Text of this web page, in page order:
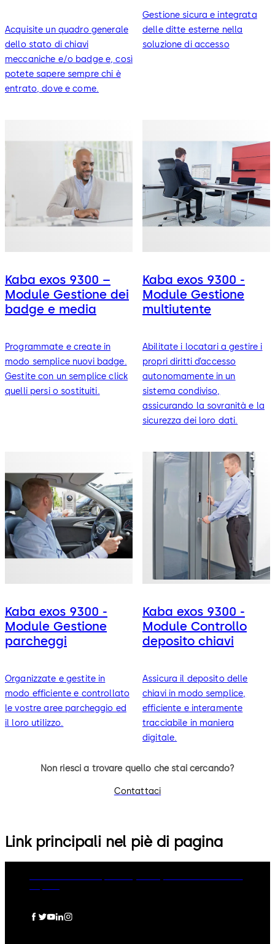
Acquisite un quadro generale
dello stato di chiavi
meccaniche e/o badge e, così
potete sapere sempre chi è
entrato, dove e come.
Gestione sicura e integrata
delle ditte esterne nella
soluzione di accesso
Kaba exos 9300 –
Module Gestione dei
badge e media
Programmate e create in
modo semplice nuovi badge.
Gestite con un semplice click
quelli persi o sostituiti.
Kaba exos 9300 -
Module Gestione
multiutente
Abilitate i locatari a gestire i
propri diritti d’accesso
autonomamente in un
sistema condiviso,
assicurando la sovranità e la
sicurezza dei loro dati.
Kaba exos 9300 -
Module Gestione
parcheggi
Organizzate e gestite in
modo efficiente e controllato
le vostre aree parcheggio ed
il loro utilizzo.
Kaba exos 9300 -
Module Controllo
deposito chiavi
Assicura il deposito delle
chiavi in modo semplice,
efficiente e interamente
tracciabile in maniera
digitale.
Non riesci a trovare quello che stai cercando?
Contattaci
Link principali nel piè di pagina